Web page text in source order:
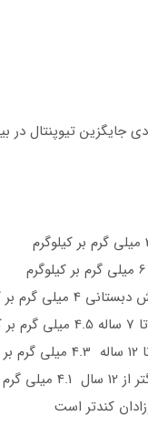
جايگزين تيوپنتال
گرم بر کيلوگرم
کيلوگرم
کندتر است